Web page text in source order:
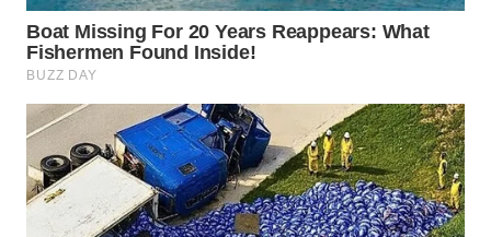
WN
TANGERANG
BINJAI
WN
CIREBON